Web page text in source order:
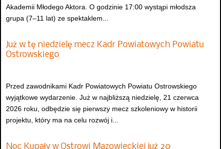
Akademii Młodego Aktora. O godzinie 17:00 wystąpi młodsza
grupa (7–11 lat) ze spektaklem...
Już w tę niedzielę mecz Kadr Powiatowych Powiatu
Ostrowskiego
Przed zawodnikami Kadr Powiatowych Powiatu Ostrowskiego
wyjątkowe wydarzenie. Już w najbliższą niedzielę, 21 czerwca
2026 roku, odbędzie się pierwszy mecz szkoleniowy w historii
projektu, który ma na celu rozwój i...
Noc Kupały w Ostrowi Mazowieckiej już 20